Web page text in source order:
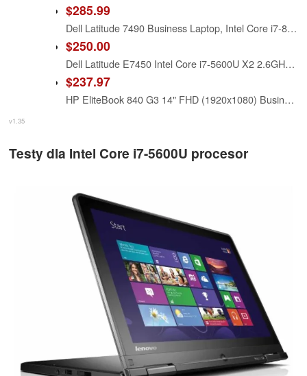
$285.99
Dell Latitude 7490 Business Laptop, Intel Core i7-8650U, 16GB DDR4 RAM, 512GB SSD, 14" HD (1366x768), CAM, HDMI, Windows 11 Pro (Renewed)
$250.00
Dell Latitude E7450 Intel Core i7-5600U X2 2.6GHz 16GB 512GB SSD 14 inches, Black (Renewed)
$237.97
HP EliteBook 840 G3 14" FHD (1920x1080) Business Laptop Computer, Intel Core i7-6600 Up to 3.40GHz Notebook PC, 16GB RAM, 256GB SSD, Type-C, Windows 11 Pro (Renewed)
v1.35
Testy dla Intel Core i7-5600U procesor